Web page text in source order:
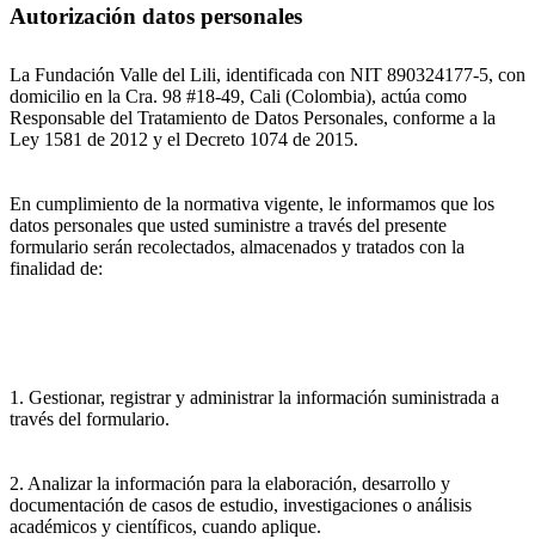
Autorización datos personales
La Fundación Valle del Lili, identificada con NIT 890324177-5, con
domicilio en la Cra. 98 #18-49, Cali (Colombia), actúa como
Responsable del Tratamiento de Datos Personales, conforme a la
Ley 1581 de 2012 y el Decreto 1074 de 2015.
En cumplimiento de la normativa vigente, le informamos que los
datos personales que usted suministre a través del presente
formulario serán recolectados, almacenados y tratados con la
finalidad de:
1. Gestionar, registrar y administrar la información suministrada a
través del formulario.
2. Analizar la información para la elaboración, desarrollo y
documentación de casos de estudio, investigaciones o análisis
académicos y científicos, cuando aplique.